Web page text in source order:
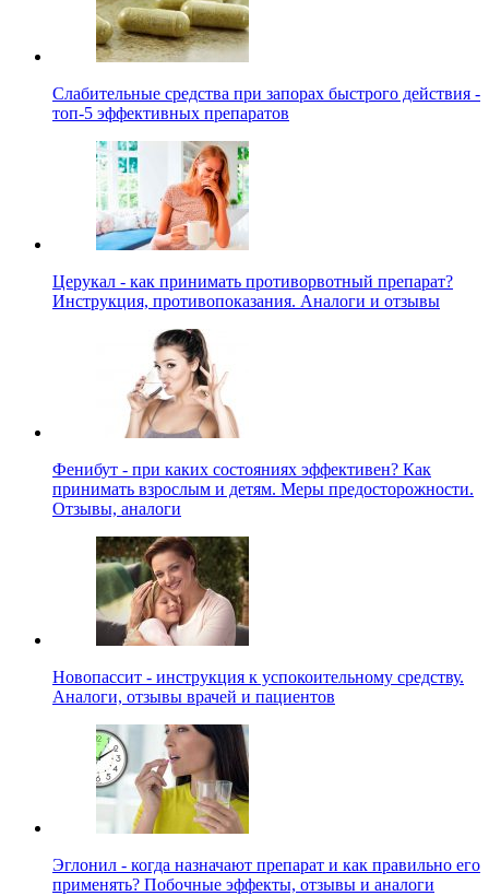
Слабительные средства при запорах быстрого действия -
топ-5 эффективных препаратов
Церукал - как принимать противорвотный препарат?
Инструкция, противопоказания. Аналоги и отзывы
Фенибут - при каких состояниях эффективен? Как
принимать взрослым и детям. Меры предосторожности.
Отзывы, аналоги
Новопассит - инструкция к успокоительному средству.
Аналоги, отзывы врачей и пациентов
Эглонил - когда назначают препарат и как правильно его
применять? Побочные эффекты, отзывы и аналоги